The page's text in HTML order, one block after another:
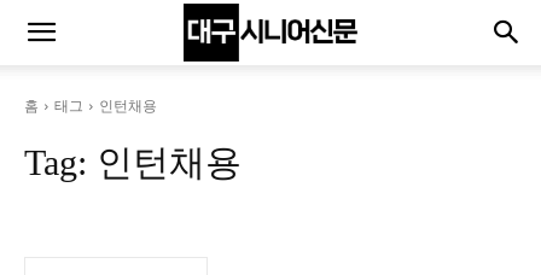
홈 태그 인턴채용
Tag: 인턴채용